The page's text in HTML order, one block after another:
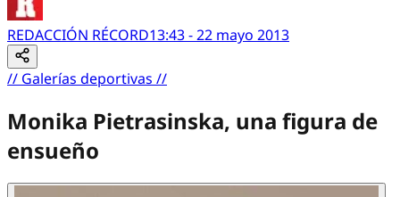
REDACCIÓN RÉCORD13:43 - 22 mayo 2013
// Galerías deportivas //
Monika Pietrasinska, una figura de
ensueño